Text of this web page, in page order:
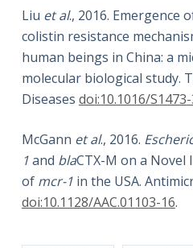
Liu et al., 2016. Emergence
colistin resistance
human beings in China: a
molecular biological study.
Diseases doi:10.1016/
McGann et al., 2016.
1and blaCTX-M on a Novel
of mcr-1in the USA.
doi:10.1128/AAC.01103-16.